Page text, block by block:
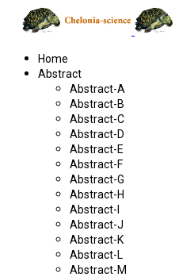
Home
Abstract
Abstract-A
Abstract-B
Abstract-C
Abstract-D
Abstract-E
Abstract-F
Abstract-G
Abstract-H
Abstract-I
Abstract-J
Abstract-K
Abstract-L
Abstract-M